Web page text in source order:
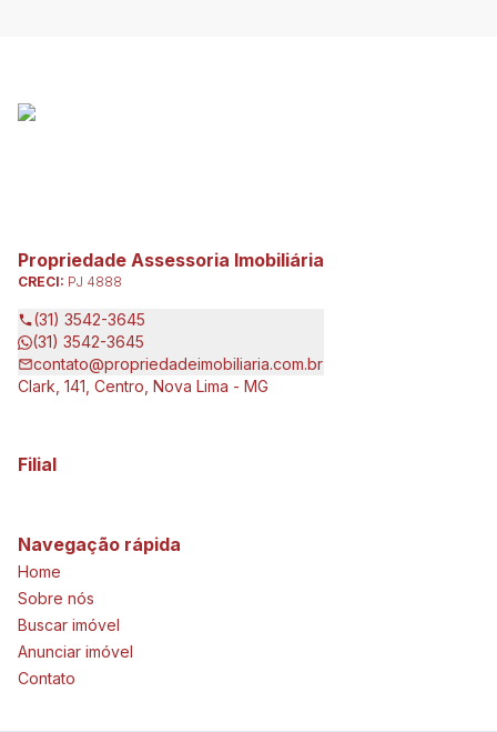
Propriedade Assessoria Imobiliária
CRECI: PJ 4888
(31) 3542-3645
(31) 3542-3645
contato@propriedadeimobiliaria.com.br
Clark, 141, Centro, Nova Lima - MG
Filial
Navegação rápida
Home
Sobre nós
Buscar imóvel
Anunciar imóvel
Contato